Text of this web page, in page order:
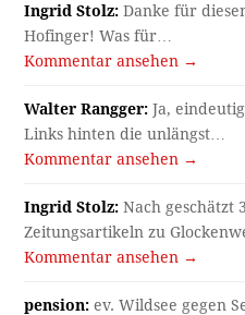
Ingrid Stolz: Danke für
Hofinger! Was für…
Kommentar ansehen →
Walter Rangger: Ja,
Links hinten die unlängst…
Kommentar ansehen →
Ingrid Stolz: Nach geschätzt
Zeitungsartikeln zu
Kommentar ansehen →
pension: ev. Wildsee gegen